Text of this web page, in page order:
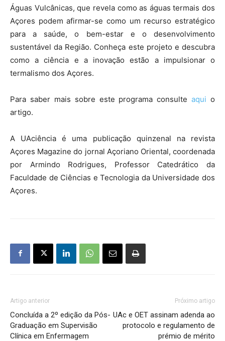
Águas Vulcânicas, que revela como as águas termais dos
Açores podem afirmar-se como um recurso estratégico
para a saúde, o bem-estar e o desenvolvimento
sustentável da Região. Conheça este projeto e descubra
como a ciência e a inovação estão a impulsionar o
termalismo dos Açores.
Para saber mais sobre este programa consulteaqui o
artigo.
A UAciência é uma publicação quinzenal na revista
Açores Magazine do jornal Açoriano Oriental, coordenada
por Armindo Rodrigues, Professor Catedrático da
Faculdade de Ciências e Tecnologia da Universidade dos
Açores.
Artigo anterior
Concluída a 2º edição da Pós-
Graduação em Supervisão
Clínica em Enfermagem
Próximo artigo
UAc e OET assinam adenda ao
protocolo e regulamento de
prémio de mérito